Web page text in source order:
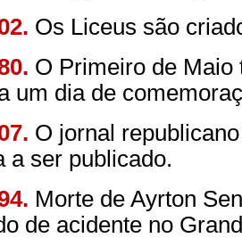
Os Liceus são
O Primeiro de Maio
um dia de
O jornal
a ser publicado.
Morte de Ayrton
de acidente no